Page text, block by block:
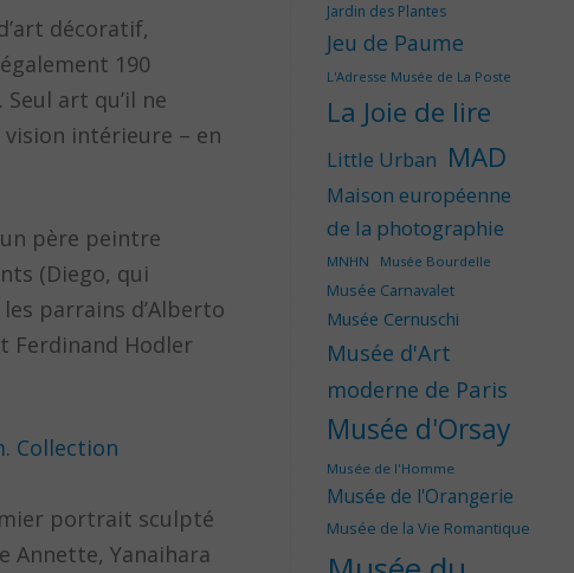
décoratif,
190
art qu’il ne
intérieure – en
père peintre
(Diego, qui
parrains d’Alberto
Ferdinand Hodler
portrait sculpté
Annette, Yanaihara
Jardin des Plantes
Jeu de Paume
L'Adresse Musée de La Poste
La Joie de lire
Little Urban MAD
Maison européenne
de la photographie
MNHN Musée Bourdelle
Musée Carnavalet
Musée Cernuschi
Musée d'Art
moderne de Paris
Musée d'Orsay
Musée de l'Homme
Musée de l'Orangerie
Musée de la Vie Romantique